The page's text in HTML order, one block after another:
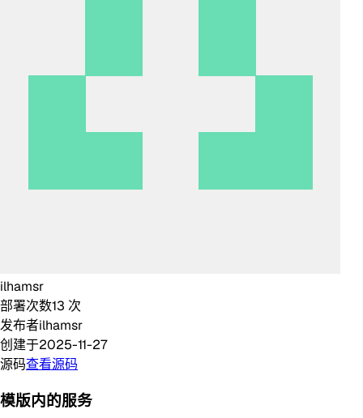
ilhamsr
部署次数13 次
发布者ilhamsr
创建于2025-11-27
源码查看源码
模版内的服务